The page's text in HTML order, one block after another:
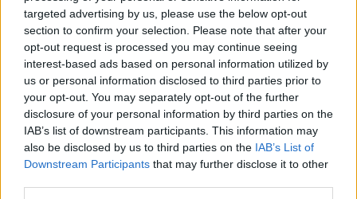
targeted advertising by us, please use the below opt-out
section to confirm your selection. Please note that after your
opt-out request is processed you may continue seeing
interest-based ads based on personal information utilized by
us or personal information disclosed to third parties prior to
your opt-out. You may separately opt-out of the further
disclosure of your personal information by third parties on the
IAB’s list of downstream participants. This information may
also be disclosed by us to third parties on the IAB’s List of
Downstream Participants that may further disclose it to other